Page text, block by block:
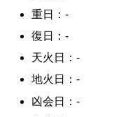
重日：-
復日：-
天火日：-
地火日：-
凶会日：-